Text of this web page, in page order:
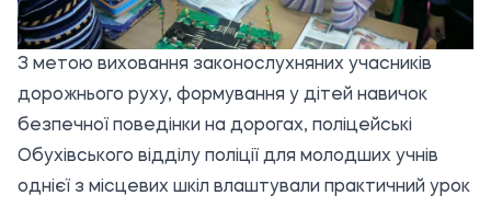
З метою виховання законослухняних учасників
дорожнього руху, формування у дітей навичок
безпечної поведінки на дорогах, поліцейські
Обухівського відділу поліції для молодших учнів
однієї з місцевих шкіл влаштували практичний урок